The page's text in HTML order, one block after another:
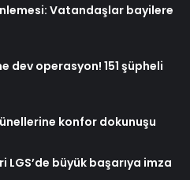
Vatandaşlar bayilere
dev operasyon! 151 şüpheli
konfor dokunuşu
LGS’de büyük başarıya imza